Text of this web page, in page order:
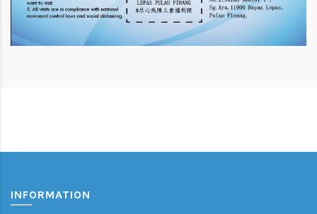
INFORMATION